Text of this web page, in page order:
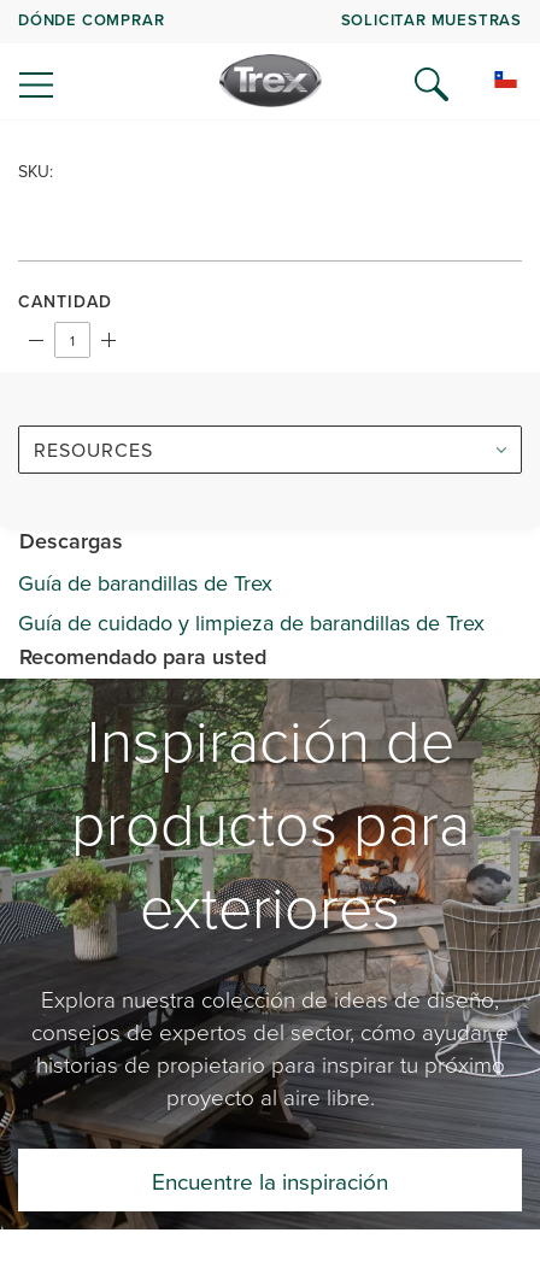
DÓNDE COMPRAR SOLICITAR MUESTRAS
SKU:
CANTIDAD
RESOURCES
Descargas
Guía de barandillas de Trex
Guía de cuidado y limpieza de barandillas de Trex
Recomendado para usted
Inspiración de
productos para
exteriores
Explora nuestra colección de ideas de diseño,
consejos de expertos del sector, cómo ayudar e
historias de propietario para inspirar tu próximo
proyecto al aire libre.
Encuentre la inspiración